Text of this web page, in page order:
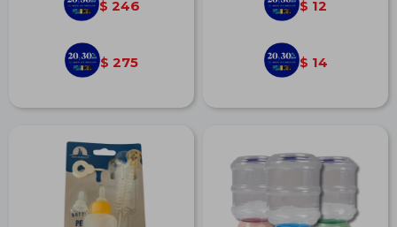
$ 246
$ 275
$ 12
$ 14